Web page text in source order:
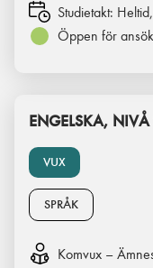
Studietakt:
Öppen för
VUX
ENGELSKA,
SPRÅK
Komvux –